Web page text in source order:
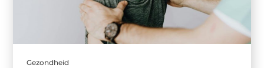
Gezondheid